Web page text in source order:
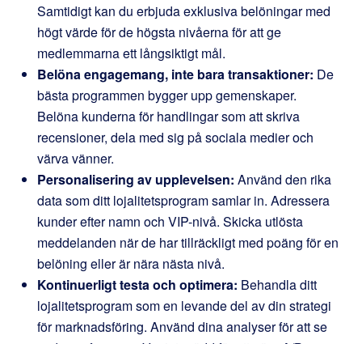
Samtidigt kan du erbjuda exklusiva belöningar med
högt värde för de högsta nivåerna för att ge
medlemmarna ett långsiktigt mål.
Belöna engagemang, inte bara transaktioner: De
bästa programmen bygger upp gemenskaper.
Belöna kunderna för handlingar som att skriva
recensioner, dela med sig på sociala medier och
värva vänner.
Personalisering av upplevelsen: Använd den rika
data som ditt lojalitetsprogram samlar in. Adressera
kunder efter namn och VIP-nivå. Skicka utlösta
meddelanden när de har tillräckligt med poäng för en
belöning eller är nära nästa nivå.
Kontinuerligt testa och optimera: Behandla ditt
lojalitetsprogram som en levande del av din strategi
för marknadsföring. Använd dina analyser för att se